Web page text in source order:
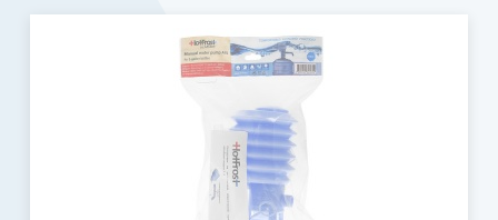
Я ознакомился и согласен с
Временные сроки доставки воды: с 9:00 до
13:00, с 13:00 до 17:00, и с 17:00 до 20:00.
правило, в тот же день после 13:00 или вечером.
размещенные после 16 часов принимаются к выполнению
на следующий день в удобное для клиента время.